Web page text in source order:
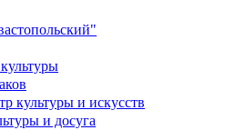
культуры и искусств
и досуга